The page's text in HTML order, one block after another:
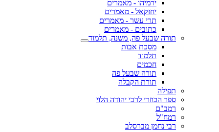
ירמיהו - מאמרים
יחזקאל - מאמרים
תרי עשר - מאמרים
כתובים - מאמרים
תורה שבעל פה, משנה, תלמוד
מסכת אבות
תלמוד
חכמים
תורה שבעל פה
תורת הקבלה
תפילה
ספר הכוזרי לרבי יהודה הלוי
רמב"ם
רמח"ל
רבי נחמן מברסלב